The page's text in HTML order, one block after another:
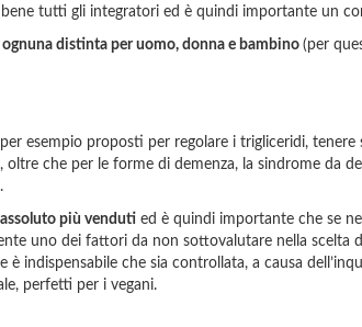
bene tutti gli integratori ed è quindi importante un
distinta per uomo, donna e bambino (per
esempio proposti per regolare i trigliceridi,
che per le forme di demenza, la sindrome da
più venduti ed è quindi importante che se
uno dei fattori da non sottovalutare nella scelta
è indispensabile che sia controllata, a causa
perfetti per i vegani.